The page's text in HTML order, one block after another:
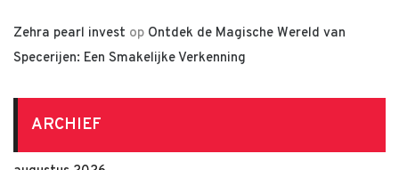
Zehra pearl invest op Ontdek de Magische Wereld van
Specerijen: Een Smakelijke Verkenning
ARCHIEF